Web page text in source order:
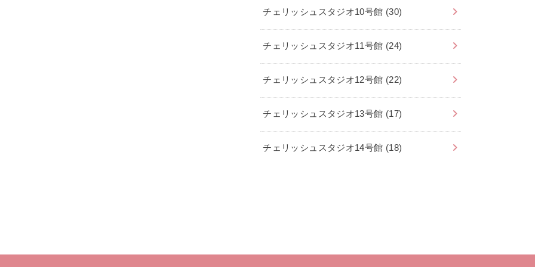
チェリッシュスタジオ10号館 (30)
チェリッシュスタジオ11号館 (24)
チェリッシュスタジオ12号館 (22)
チェリッシュスタジオ13号館 (17)
チェリッシュスタジオ14号館 (18)